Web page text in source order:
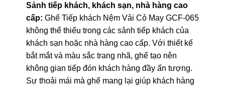
Sảnh tiếp khách, khách sạn, nhà hàng cao
cấp: Ghế Tiếp khách Nệm Vải Cỏ May GCF-065
không thể thiếu trong các sảnh tiếp khách của
khách sạn hoặc nhà hàng cao cấp. Với thiết kế
bắt mắt và màu sắc trang nhã, ghế tạo nên
không gian tiếp đón khách hàng đầy ấn tượng.
Sự thoải mái mà ghế mang lại giúp khách hàng